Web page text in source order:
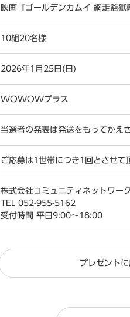
映画『ゴールデンカムイ 網走監
10組20名様
2026年1月25日(日)
WOWOWプラス
当選者の発表は発送をもってかえ
ご応募は1世帯につき1回とさせて
株式会社コミュニティネットワー
TEL 052-955-5162
受付時間 平日9:00～18:00
プレゼントに